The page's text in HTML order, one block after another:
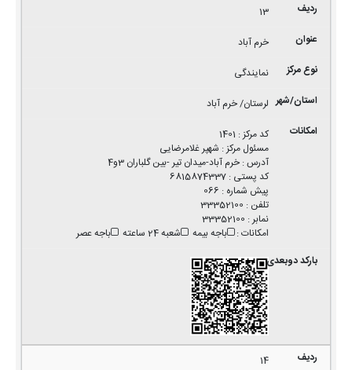
13
خرم آباد
نمایندگی
لرستان/ خرم آباد
کد مرکز:
1401
مسئول مرکز: شهپر غلامرضایی
آدرس:خرم آباد-میدان تیر -بین گلباران 3و4
کد پستی :
6815874337
پیش شماره :
066
تلفن :
33352100
نمابر:
33352100
امکانات: باجه بیمه شعبه 24 ساعته باجه عصر
14